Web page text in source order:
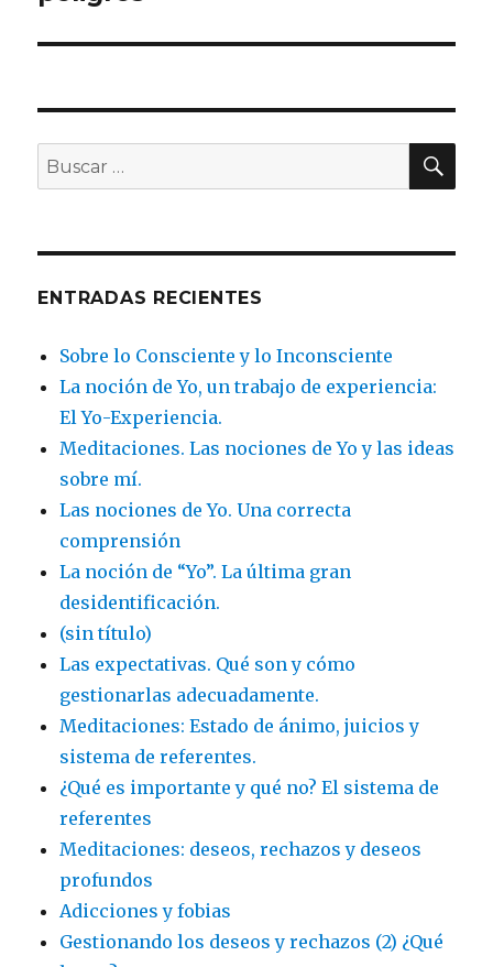
Buscar
por:
ENTRADAS RECIENTES
Sobre lo Consciente y lo Inconsciente
La noción de Yo, un trabajo de experiencia:
El Yo-Experiencia.
Meditaciones. Las nociones de Yo y las ideas
sobre mí.
Las nociones de Yo. Una correcta
comprensión
La noción de “Yo”. La última gran
desidentificación.
(sin título)
Las expectativas. Qué son y cómo
gestionarlas adecuadamente.
Meditaciones: Estado de ánimo, juicios y
sistema de referentes.
¿Qué es importante y qué no? El sistema de
referentes
Meditaciones: deseos, rechazos y deseos
profundos
Adicciones y fobias
Gestionando los deseos y rechazos (2) ¿Qué